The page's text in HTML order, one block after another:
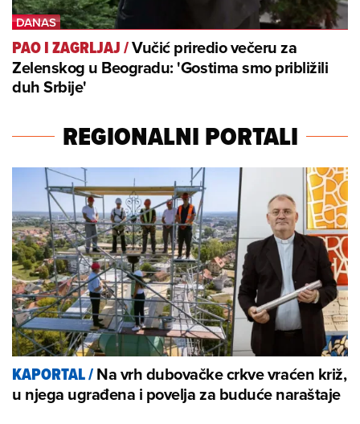
PAO I ZAGRLJAJ/Vučić priredio večeru za
Zelenskog u Beogradu: 'Gostima smo približili
duh Srbije'
REGIONALNI PORTALI
KAPORTAL/Na vrh dubovačke crkve vraćen križ,
u njega ugrađena i povelja za buduće naraštaje